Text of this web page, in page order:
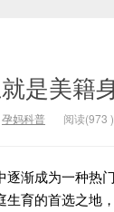
是美籍
孕妈科普 阅读(973 )
逐渐成为一种热
育的首选之地